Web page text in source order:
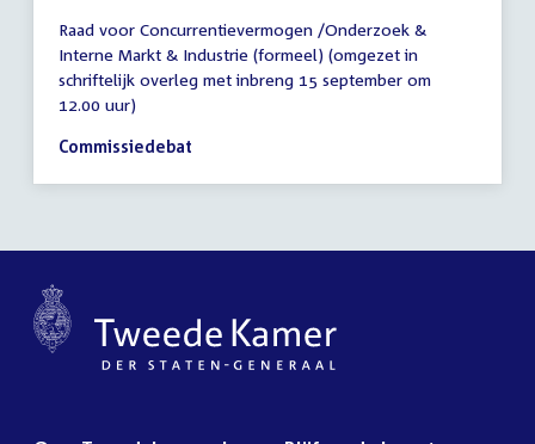
vergadering
18:30
-
20:30
uur
Raad voor Concurrentievermogen /Onderzoek &
Interne Markt & Industrie (formeel) (omgezet in
schriftelijk overleg met inbreng 15 september om
12.00 uur)
Commissiedebat